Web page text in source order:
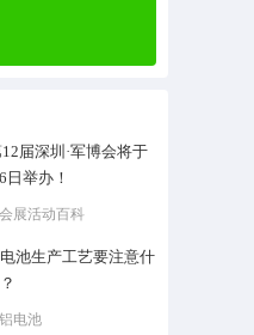
届深圳·军博会将于
日举办！
会展活动百科
池生产工艺要注意什
铝电池